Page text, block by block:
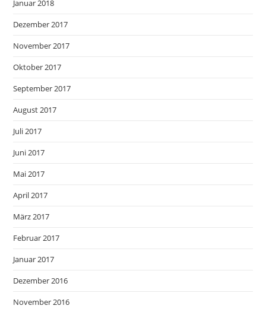
Januar 2018
Dezember 2017
November 2017
Oktober 2017
September 2017
August 2017
Juli 2017
Juni 2017
Mai 2017
April 2017
März 2017
Februar 2017
Januar 2017
Dezember 2016
November 2016